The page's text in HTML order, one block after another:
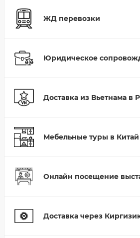
ЖД перевозки
Юридическое
Доставка из Вьетнама в
Мебельные туры в Китай
Онлайн посещение
Доставка через